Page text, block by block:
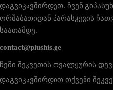
დაგვიკავშირდეთ. ჩვენ
ორშაბათიდან პარასკევის
საათამდე.
contact@plushis.ge
ჩემი შეკვეთის თვალყურის
დაგვიკავშირდით თქვენი